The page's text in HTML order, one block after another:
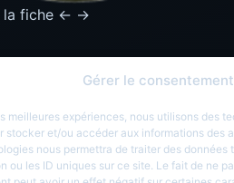
Gérer le consentement
meilleures expériences, nous utilisons des
stocker et/ou accéder aux informations des
nous permettra de traiter des données
ou les ID uniques sur ce site. Le fait de ne
la fiche ← →
Réseau